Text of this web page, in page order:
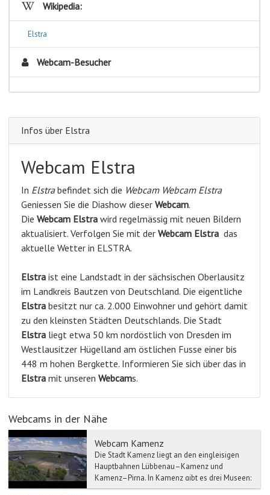
Wikipedia:
Elstra
Webcam-Besucher
Infos über Elstra
Webcam Elstra
In Elstrabefindet sich die Webcam Webcam Elstra
Geniessen Sie die Diashow dieser Webcam.
Die Webcam Elstra wird regelmässig mit neuen Bildern
aktualisiert. Verfolgen Sie mit der Webcam Elstra das
aktuelle Wetter in ELSTRA.
Elstra ist eine Landstadt in der sächsischen Oberlausitz
im Landkreis Bautzen von Deutschland. Die eigentliche
Elstra besitzt nur ca. 2.000 Einwohner und gehört damit
zu den kleinsten Städten Deutschlands. Die Stadt
Elstra liegt etwa 50 km nordöstlich von Dresden im
Westlausitzer Hügelland am östlichen Fusse einer bis
448 m hohen Bergkette. Informieren Sie sich über das in
Elstra mit unseren Webcams.
Webcams in der Nähe
Webcam Kamenz
Die Stadt Kamenz liegt an den eingleisigen
Hauptbahnen Lübbenau–Kamenz und
Kamenz–Pirna. In Kamenz gibt es drei Museen:
Das Lessing-Museum widmet s...